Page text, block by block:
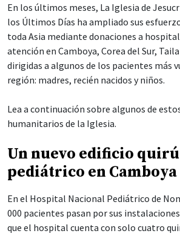
En los últimos meses, La Iglesia de
los Últimos Días ha ampliado sus
toda Asia mediante donaciones a
atención en Camboya, Corea del Sur,
dirigidas a algunos de los pacientes más
región: madres, recién nacidos y niños.
Lea a continuación sobre algunos de
humanitarios de la Iglesia.
Un nuevo edificio
pediátrico en Camboya
En el Hospital Nacional Pediátrico de
000 pacientes pasan por sus
que el hospital cuenta con solo cuatro